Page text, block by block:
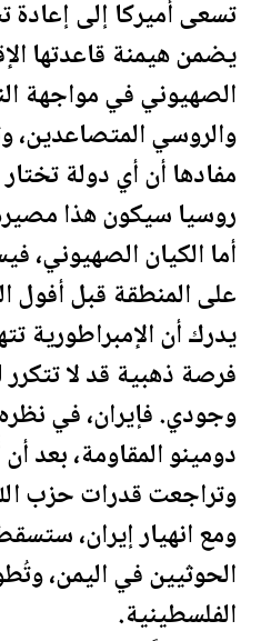
تسعى أميركا إلى إعادة
يضمن هيمنة قاعدتها
الصهيوني في مواجهة
والروسي المتصاعدين،
مفادها أن أي دولة
روسيا سيكون هذا
أما الكيان
على المنطقة قبل أفول
يدرك أن الإمبراطورية
فرصة ذهبية قد لا
وجودي. فإيران، في
دومينو المقاومة،
وتراجعت قدرات حزب
ومع انهيار إيران،
الحوثيين فياليمن،
الفلسطينية.